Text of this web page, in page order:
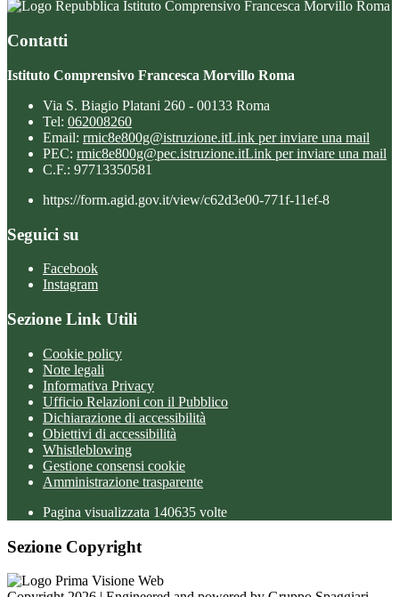
Istituto Comprensivo Francesca Morvillo Roma
Contatti
Istituto Comprensivo Francesca Morvillo Roma
Via S. Biagio Platani 260 - 00133 Roma
Tel: 062008260
Email: rmic8e800g@istruzione.itLink per inviare una mail
PEC: rmic8e800g@pec.istruzione.itLink per inviare una mail
C.F.: 97713350581
https://form.agid.gov.it/view/c62d3e00-771f-11ef-8
Seguici su
Facebook
Instagram
Sezione Link Utili
Cookie policy
Note legali
Informativa Privacy
Ufficio Relazioni con il Pubblico
Dichiarazione di accessibilità
Obiettivi di accessibilità
Whistleblowing
Gestione consensi cookie
Amministrazione trasparente
Pagina visualizzata 140635 volte
Sezione Copyright